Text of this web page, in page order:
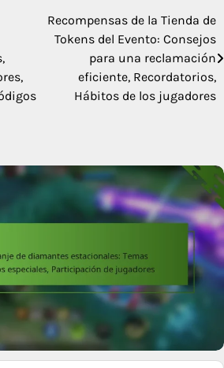
Recompensas de la Tienda de
Tokens del Evento: Consejos
para una reclamación
eficiente, Recordatorios,
Hábitos de los jugadores